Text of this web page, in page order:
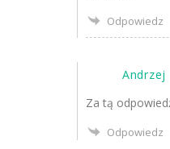
Odpowiedz
Andrzej
Za tą
Odpowiedz